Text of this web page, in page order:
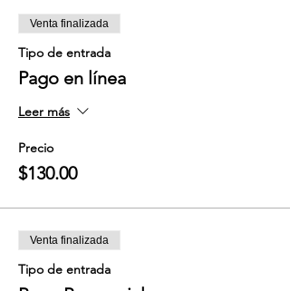
Venta finalizada
Tipo de entrada
Pago en línea
Leer más
Precio
$130.00
Venta finalizada
Tipo de entrada